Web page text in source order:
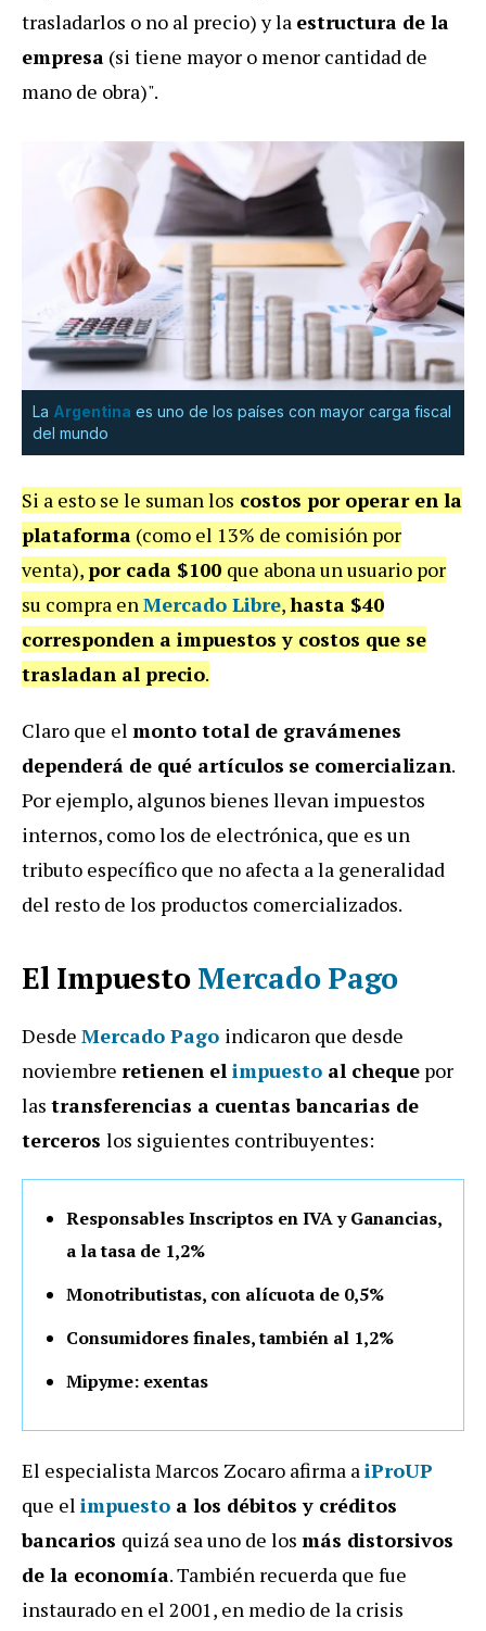
trasladarlos o no al precio) y la estructura de la
empresa (si tiene mayor o menor cantidad de
mano de obra)".
La Argentina es uno de los países con mayor carga fiscal
del mundo
Si a esto se le suman los costos por operar en la
plataforma (como el 13% de comisión por
venta),por cada $100 que abona un usuario por
su compra enMercado Libre,hasta $40
corresponden a impuestos y costos que se
trasladan al precio.
Claro que el monto total de gravámenes
dependerá de qué artículos se comercializan.
Por ejemplo, algunos bienes llevan impuestos
internos, como los de electrónica, que es un
tributo específico que no afecta a la generalidad
del resto de los productos comercializados.
El ImpuestoMercado Pago
Desde Mercado Pago indicaron que desde
noviembre retienen el impuesto al cheque por
las transferencias a cuentas bancarias de
terceros los siguientes contribuyentes:
Responsables Inscriptos en IVA y Ganancias,
a la tasa de 1,2%
Monotributistas, con alícuota de 0,5%
Consumidores finales, también al 1,2%
Mipyme: exentas
El especialista Marcos Zocaro afirma aiProUP
que el impuesto a los débitos y créditos
bancarios quizá sea uno de los más distorsivos
de la economía. También recuerda que fue
instaurado en el 2001, en medio de la crisis